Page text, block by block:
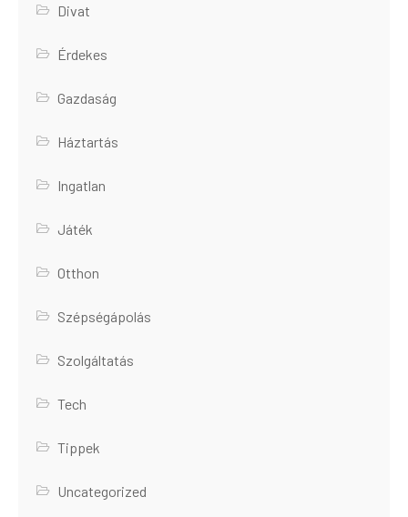
Divat
Érdekes
Gazdaság
Háztartás
Ingatlan
Játék
Otthon
Szépségápolás
Szolgáltatás
Tech
Tippek
Uncategorized